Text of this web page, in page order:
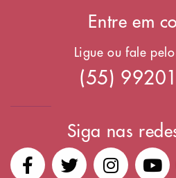
Entre em
Ligue ou fale
(55)
Siga nas